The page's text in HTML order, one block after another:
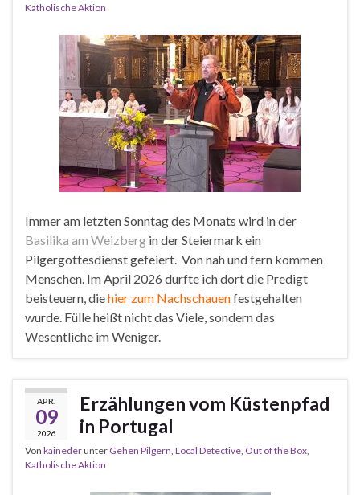
Katholische Aktion
Immer am letzten Sonntag des Monats wird in der
Basilika am Weizberg in der Steiermark ein
Pilgergottesdienst gefeiert. Von nah und fern kommen
Menschen. Im April 2026 durfte ich dort die Predigt
beisteuern, diehier zum Nachschauenfestgehalten
wurde. Fülle heißt nicht das Viele, sondern das
Wesentliche im Weniger.
APR.
09
2026
Erzählungen vom Küstenpfad
in Portugal
Von kainederunter Gehen Pilgern Local Detective Out of the Box
Katholische Aktion